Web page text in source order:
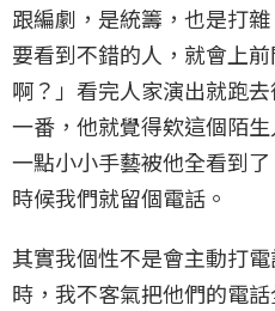
跟編劇，是統籌，也是打
要看到不錯的人，就會上
啊？」看完人家演出就跑
一番，他就覺得欸這個陌
一點小小手藝被他全看到
時候我們就留個電話。
其實我個性不是會主動打
時，我不客氣把他們的電